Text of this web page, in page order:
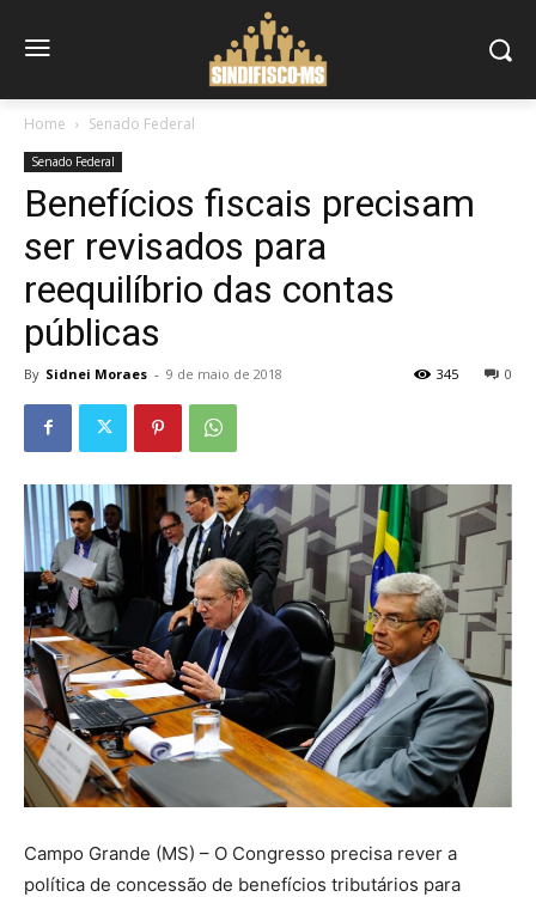
Home Senado Federal
Senado Federal
Benefícios fiscais precisam
ser revisados para
reequilíbrio das contas
públicas
By Sidnei Moraes - 9 de maio de 2018 0
345
Campo Grande (MS) – O Congresso precisa rever a
política de concessão de benefícios tributários para